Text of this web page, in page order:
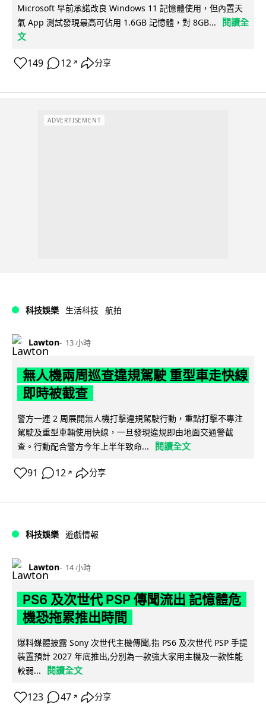
Microsoft 早前承諾改良 Windows 11 記憶體使用，但內置天
氣 App 測試發現最高可佔用 1.6GB 記憶體，對 8GB...
閱讀全
文
149 12 ↗ 分享
ADVERTISEMENT
科技娛樂 生活科技 航拍
Lawton 13 小時
無人機兩周巡查違規駕駛 重型車走快線
即時被截查
警方一連 2 周展開無人機打擊違規駕駛行動，重點打擊不專注
駕駛及重型車輛使用快線，一旦發現違規即由地面交通警截
查。行動配合警方今年上半年致命...
閱讀全文
91 12 ↗ 分享
科技娛樂 遊戲情報
Lawton 14 小時
PS6 及次世代 PSP 傳聞流出 記憶體危
機恐拖累推出時間
爆料媒體披露 Sony 次世代主機傳聞,指 PS6 及次世代 PSP 手提
裝置預計 2027 年底推出,分別為一款強大家用主機及一款性能
較弱...
閱讀全文
123 47 ↗ 分享